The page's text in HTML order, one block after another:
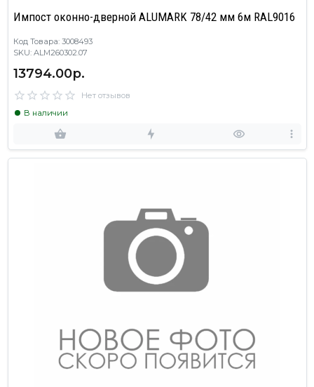
Импост оконно-дверной ALUMARK 78/42 мм 6м RAL9016
Код Товара: 3008493
SKU: ALM260302.07
13794.00р.
Нет отзывов
В наличии